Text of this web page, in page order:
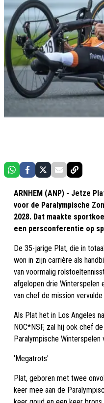
ARNHEM (ANP) - Jetze
voor de Paralympische
2028. Dat maakte
een persconferentie op
De 35-jarige Plat, die in
won in zijn carrière als
van voormalig
afgelopen drie
van chef de mission
Als Plat het in Los Angeles
NOC*NSF, zal hij ook chef
Paralympische Winterspelen
'Megatrots'
Plat, geboren met twee
keer mee aan de